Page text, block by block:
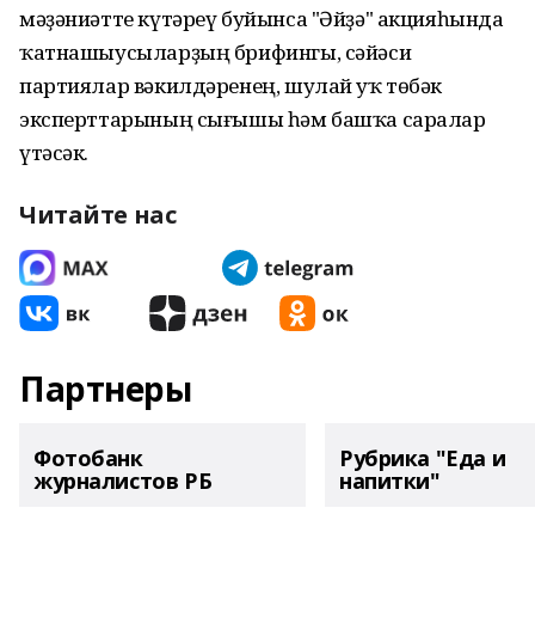
мәҙәниәтте күтәреү буйынса "Әйҙә" акцияһында
ҡатнашыусыларҙың брифингы, сәйәси
партиялар вәкилдәренең, шулай уҡ төбәк
эксперттарының сығышы һәм башҡа саралар
үтәсәк.
Читайте нас
Партнеры
Фотобанк
журналистов РБ
Рубрика "Еда и
напитки"